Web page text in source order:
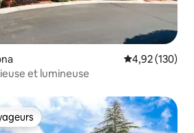
Note
4,92 (130)
et lumineuse
parmi les plus aimés